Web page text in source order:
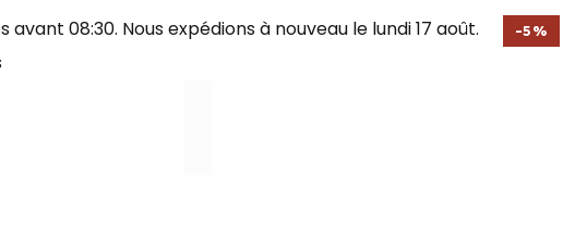
08:30. Nous expédions à nouveau le lundi 17 août.
-5 %